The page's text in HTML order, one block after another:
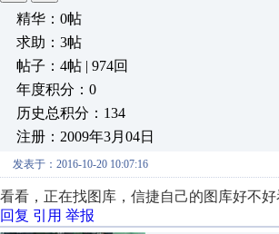
精华：0帖
求助：3帖
帖子：4帖 | 974回
年度积分：0
历史总积分：134
注册：2009年3月04日
发表于：2016-10-20 10:07:16
看看，正在找图库，信捷自己的图库好不好
回复 引用 举报